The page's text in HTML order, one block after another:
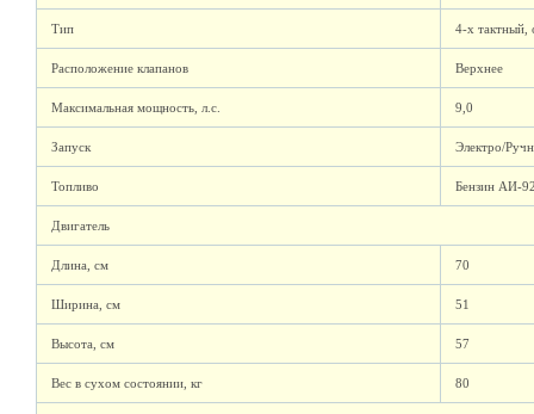
Тип 4-х тактный,
Расположение клапанов Верхнее
Максимальная мощность, л.с. 9,0
Запуск Электро/
Топливо Бензин АИ-
Двигатель
Длина, см 70
Ширина, см 51
Высота, см 57
Вес в сухом состоянии, кг 80